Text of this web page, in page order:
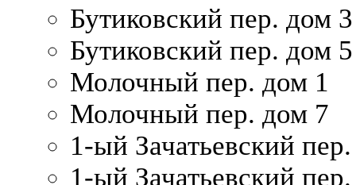
Бутиковский пер. дом 3
Бутиковский пер. дом 5
Молочный пер. дом 1
Молочный пер. дом 7
1-ый Зачатьевский
1-ый Зачатьевский